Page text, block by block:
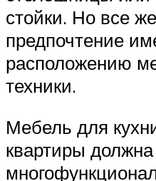
стойки. Но все
предпочтение
расположению
техники.
Мебель для
квартиры